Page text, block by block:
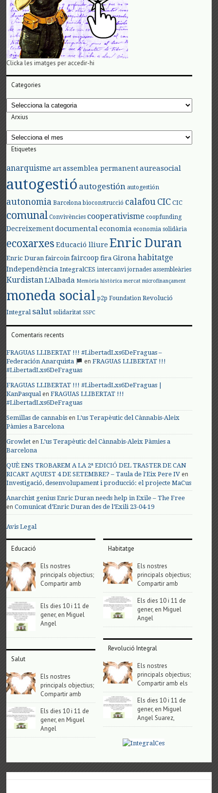
Clicka les imatges per accedir-hi
Categories
Categories
Arxius
Arxius
Etiquetes
anarquisme art assemblea permanent aureasocial
autogestió autogestión autogestión
autonomia Barcelona bioconstrucció calafouCIC CIC
comunal Convivències cooperativisme coopfunding
Decreixement documental economia economia solidària
ecoxarxes Educació lliure Enric Duran
Enric Duran faircoin faircoop fira Girona habitatge
Independència IntegralCES intercanvi jornades assembleàries
KurdistanL'Albada Memòria històrica mercat microfinançament
moneda social p2p Foundation Revolució
Integral salut solidaritat SSPC
Comentaris recents
FRAGUAS LLIBERTAT !!! #LibertadLxs6DeFraguas –
Federación Anarquista
enFRAGUAS LLIBERTAT !!!
#LibertadLxs6DeFraguas
FRAGUAS LLIBERTAT !!! #LibertadLxs6DeFraguas |
KanPasqualenFRAGUAS LLIBERTAT !!!
#LibertadLxs6DeFraguas
Semillas de cannabis enL’us Terapèutic del Cànnabis-Aleix
Pàmies a Barcelona
Growlet enL’us Terapèutic del Cànnabis-Aleix Pàmies a
Barcelona
QUÈ ENS TROBAREM A LA 2ª EDICIÓ DEL TRASTER DE CAN
RICART AQUEST 4 DE SETEMBRE? – Taula de l'Eix Pere IV en
Investigació, desenvolupament i producció: el projecte MaCus
Anarchist genius Enric Duran needs help in Exile – The Free
enComunicat d’Enric Duran des de l’Exili 23-04-19
Avis Legal
Educació
Els nostres
principals objectius;
Compartir amb
Els dies 10 i 11 de
gener, en Miguel
Angel
Salut
Els nostres
principals objectius;
Compartir amb
Els dies 10 i 11 de
gener, en Miguel
Angel
Habitatge
Els nostres
principals objectius;
Compartir amb
Els dies 10 i 11 de
gener, en Miguel
Angel
Revolució Integral
Els nostres
principals objectius;
Compartir amb els
Els dies 10 i 11 de
gener, en Miguel
Angel Suarez,